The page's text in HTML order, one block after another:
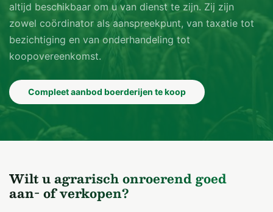
altijd beschikbaar om u van dienst te zijn. Zij zijn
zowel coördinator als aanspreekpunt, van taxatie tot
bezichtiging en van onderhandeling tot
koopovereenkomst.
Compleet aanbod boerderijen te koop
Wilt u agrarisch onroerend goed
aan- of verkopen?